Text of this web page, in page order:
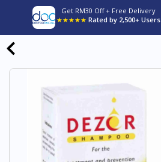
Get RM30 Off + Free Delivery
★★★★★ Rated by 2,500+ Users